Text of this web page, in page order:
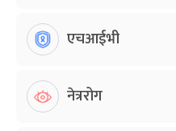
एचआईभी
नेत्ररोग